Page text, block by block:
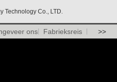
Technology Co., LTD.
ons Fabrieksreis >>